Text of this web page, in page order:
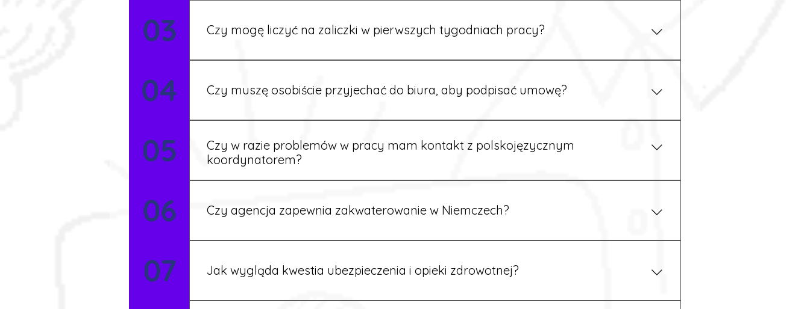
Nie zawsze – wiele ofert nie wymaga znajomości języka. Jeśli jednak znasz podstawy niemieckiego,
03 Czy mogę liczyć na zaliczki w pierwszych tygodniach pracy?
Tak, w wyjątkowych sytuacjach możesz otrzymać zaliczkę po wcześniejszym uzgodnieniu z
04 Czy muszę osobiście przyjechać do biura, aby podpisać umowę?
Tak, umowy podpisywane są osobiście w naszym biurze. Dzięki temu masz pewność, że wszystkie
formalności są załatwione prawidłowo.
05
Czy w razie problemów w pracy mam kontakt z polskojęzycznym
koordynatorem?
06 Czy agencja zapewnia zakwaterowanie w Niemczech?
Tak, nasi koordynatorzy dbają o zapewnienie miejsca noclegowego w pobliżu zakładu pracy.
07 Jak wygląda kwestia ubezpieczenia i opieki zdrowotnej?
Każdy pracownik otrzymuje ubezpieczenie zdrowotne zgodne z niemieckim prawem. Dzięki temu